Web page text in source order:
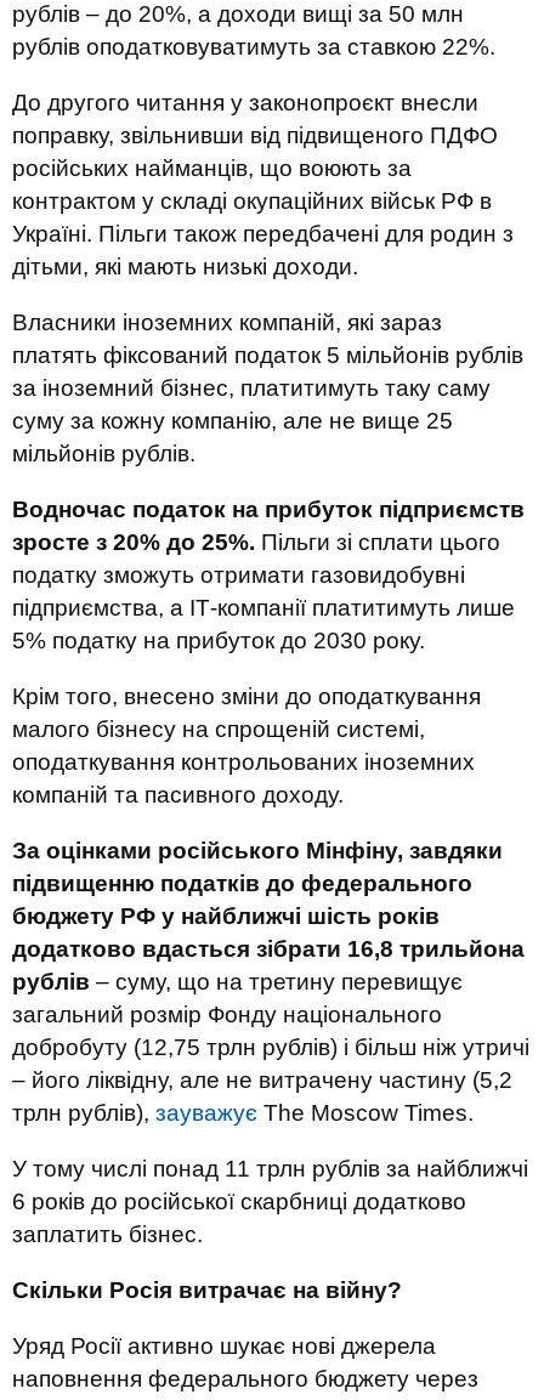
рублів – до 20%, а доходи вищі за 50 млн
рублів оподатковуватимуть за ставкою 22%.
До другого читання у законопроєкт внесли
поправку, звільнивши від підвищеного ПДФО
російських найманців, що воюють за
контрактом у складі окупаційних військ РФ в
Україні. Пільги також передбачені для родин з
дітьми, які мають низькі доходи.
Власники іноземних компаній, які зараз
платять фіксований податок 5 мільйонів рублів
за іноземний бізнес, платитимуть таку саму
суму за кожну компанію, але не вище 25
мільйонів рублів.
Водночас податок на прибуток підприємств
зросте з 20% до 25%. Пільги зі сплати цього
податку зможуть отримати газовидобувні
підприємства, а ІТ-компанії платитимуть лише
5% податку на прибуток до 2030 року.
Крім того, внесено зміни до оподаткування
малого бізнесу на спрощеній системі,
оподаткування контрольованих іноземних
компаній та пасивного доходу.
За оцінками російського Мінфіну, завдяки
підвищенню податків до федерального
бюджету РФ у найближчі шість років
додатково вдасться зібрати 16,8 трильйона
рублів – суму, що на третину перевищує
загальний розмір Фонду національного
добробуту (12,75 трлн рублів) і більш ніж утричі
– його ліквідну, але не витрачену частину (5,2
трлн рублів), зауважує The Moscow Times.
У тому числі понад 11 трлн рублів за найближчі
6 років до російської скарбниці додатково
заплатить бізнес.
Скільки Росія витрачає на війну?
Уряд Росії активно шукає нові джерела
наповнення федерального бюджету через